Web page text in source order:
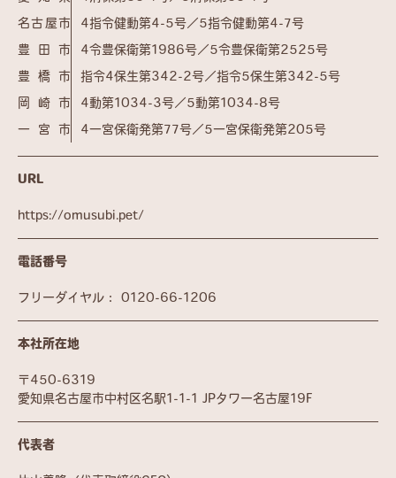
名古屋市 4指令健動第4-5号／5指令健動第4-7号
豊田市 4令豊保衛第1986号／5令豊保衛第2525号
豊橋市 指令4保生第342-2号／指令5保生第342-5号
岡崎市 4動第1034-3号／5動第1034-8号
一宮市 4一宮保衛発第77号／5一宮保衛発第205号
URL
https://omusubi.pet/
電話番号
フリーダイヤル： 0120-66-1206
本社所在地
〒450-6319
愛知県名古屋市中村区名駅1-1-1 JPタワー名古屋19F
代表者